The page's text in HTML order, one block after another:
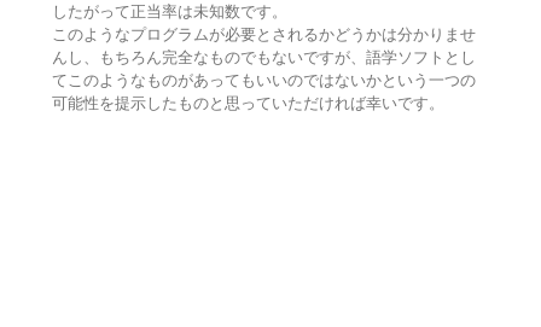
したがって正当率は未知数です。
このようなプログラムが必要とされるかどうかは分かりませ
んし、もちろん完全なものでもないですが、語学ソフトとし
てこのようなものがあってもいいのではないかという一つの
可能性を提示したものと思っていただければ幸いです。